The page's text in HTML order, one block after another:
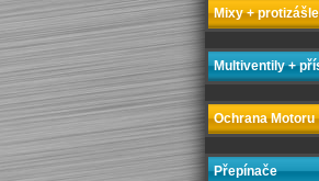
Mixy +
Multiventily +
Ochrana Motoru
Přepínače